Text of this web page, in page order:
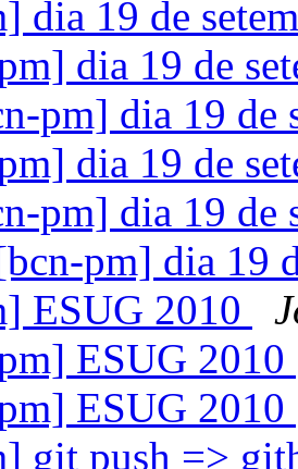
dia 19 de
dia 19 de
pm] dia 19 de
dia 19 de
pm] dia 19 de
pm] dia 19
ESUG 2010
ESUG 2010
ESUG 2010
git push =>